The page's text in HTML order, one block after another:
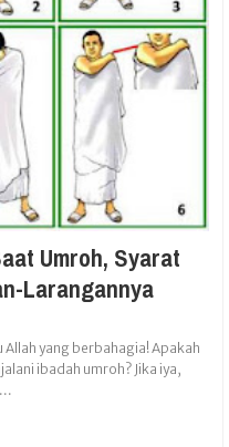
Umroh, Syarat
Larangannya
yang berbahagia! Apakah
ibadah umroh? Jika iya,